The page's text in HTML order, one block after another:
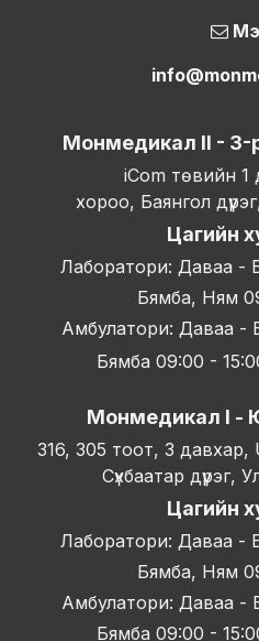
Монмедикал II - 3-
iCom төвийн 1
хороо, Баянгол
Цагийн
Лаборатори: Даваа -
Бямба, Ням
Амбулатори: Даваа -
Бямба 09:00 -
Монмедикал I -
316, 305 тоот, 3
Сүхбаатар дүүрэг,
Цагийн
Лаборатори: Даваа -
Бямба, Ням
Амбулатори: Даваа -
Бямба 09:00 -